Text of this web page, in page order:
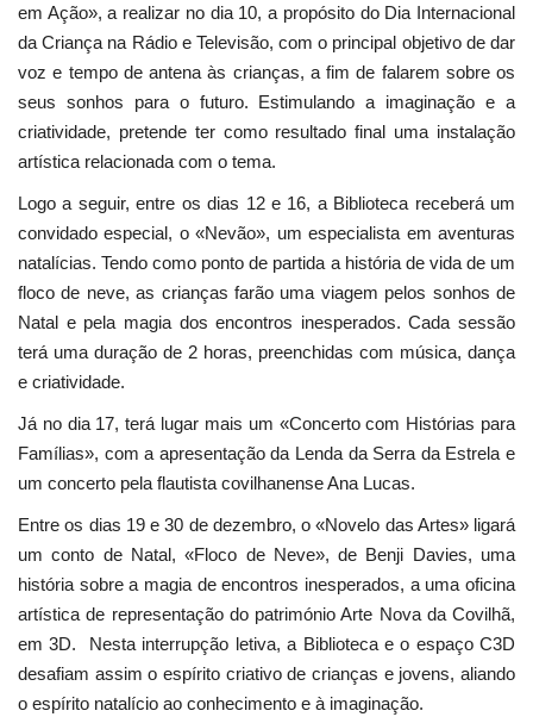
em Ação», a realizar no dia 10, a propósito do Dia Internacional
da Criança na Rádio e Televisão, com o principal objetivo de dar
voz e tempo de antena às crianças, a fim de falarem sobre os
seus sonhos para o futuro. Estimulando a imaginação e a
criatividade, pretende ter como resultado final uma instalação
artística relacionada com o tema.
Logo a seguir, entre os dias 12 e 16, a Biblioteca receberá um
convidado especial, o «Nevão», um especialista em aventuras
natalícias. Tendo como ponto de partida a história de vida de um
floco de neve, as crianças farão uma viagem pelos sonhos de
Natal e pela magia dos encontros inesperados. Cada sessão
terá uma duração de 2 horas, preenchidas com música, dança
e criatividade.
Já no dia 17, terá lugar mais um «Concerto com Histórias para
Famílias», com a apresentação da Lenda da Serra da Estrela e
um concerto pela flautista covilhanense Ana Lucas.
Entre os dias 19 e 30 de dezembro, o «Novelo das Artes» ligará
um conto de Natal, «Floco de Neve», de Benji Davies, uma
história sobre a magia de encontros inesperados, a uma oficina
artística de representação do património Arte Nova da Covilhã,
em 3D. Nesta interrupção letiva, a Biblioteca e o espaço C3D
desafiam assim o espírito criativo de crianças e jovens, aliando
o espírito natalício ao conhecimento e à imaginação.